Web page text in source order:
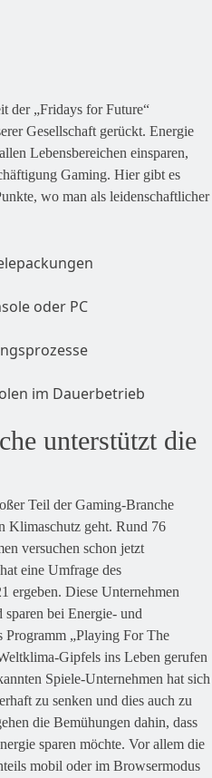
der „Fridays for Future“
Gesellschaft gerückt. Energie
Lebensbereichen einsparen,
Gaming. Hier gibt es
wo man als leidenschaftlicher
oder PC
im Dauerbetrieb
unterstützt die
Teil der Gaming-Branche
Klimaschutz geht. Rund 76
versuchen schon jetzt
eine Umfrage des
ergeben. Diese Unternehmen
bei Energie- und
Programm „Playing For The
Gipfels ins Leben gerufen
Spiele-Unternehmen hat sich
zu senken und dies auch zu
die Bemühungen dahin, dass
sparen möchte. Vor allem die
mobil oder im Browsermodus